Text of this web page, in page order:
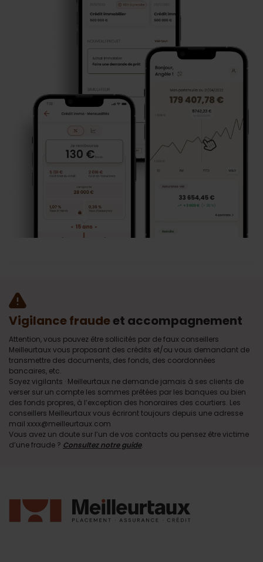
Vigilance fraudeet accompagnement
Attention, vous pouvez être sollicités par de faux conseillers
Meilleurtaux vous proposant des crédits et/ou vous demandant de
transmettre des documents, des fonds, des coordonnées
bancaires, etc.
Soyez vigilants · Meilleurtaux ne demande jamais à ses clients de
verser sur un compte les sommes prêtées par les banques ou bien
des fonds propres, à l’exception des honoraires des courtiers. Les
conseillers Meilleurtaux vous écriront toujours depuis une adresse
mail xxxx@meilleurtaux.com
Vous avez un doute sur l’un de vos contacts ou pensez être victime
d’une fraude ? Consultez notre guide.